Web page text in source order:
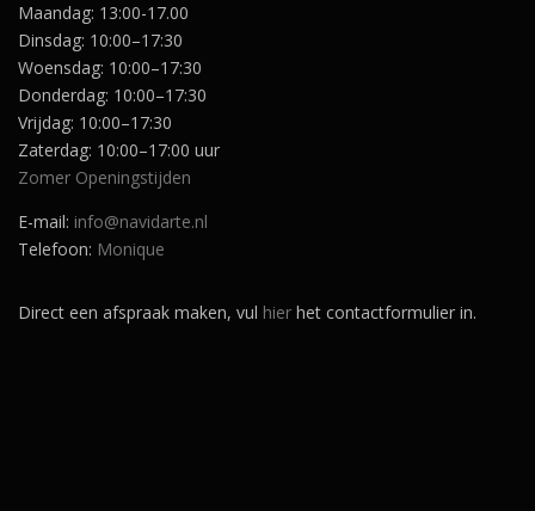
Maandag: 13:00-17.00
Dinsdag: 10:00–17:30
Woensdag: 10:00–17:30
Donderdag: 10:00–17:30
Vrijdag: 10:00–17:30
Zaterdag: 10:00–17:00 uur
Zomer Openingstijden
E-mail: info@navidarte.nl
Telefoon: Monique
Direct een afspraak maken, vul hier het contactformulier in.